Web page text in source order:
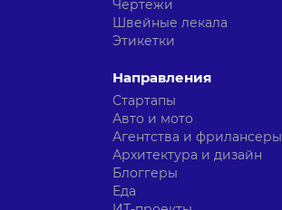
Чертежи
Швейные лекала
Этикетки
Направления
Стартапы
Авто и мото
Агентства и фрилансеры
Архитектура и дизайн
Блоггеры
Еда